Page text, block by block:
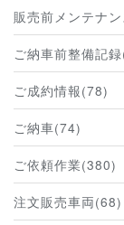
販売前メンテナ
ご納車前整備記
ご成約情報(78)
ご納車(74)
ご依頼作業(380)
注文販売車両(68)